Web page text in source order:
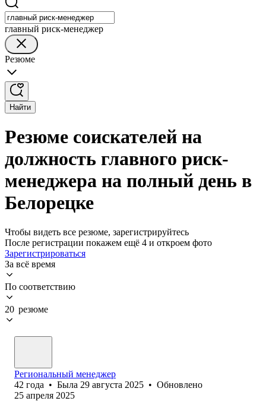
главный риск-менеджер
Резюме
Найти
Резюме соискателей на
должность главного риск-
менеджера на полный день в
Белорецке
Чтобы видеть все резюме, зарегистрируйтесь
После регистрации покажем ещё 4 и откроем фото
Зарегистрироваться
За всё время
По соответствию
20 резюме
Региональный менеджер
42 года • Была 29 августа 2025 • Обновлено
25 апреля 2025